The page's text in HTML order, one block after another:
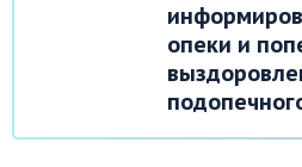
опеки и